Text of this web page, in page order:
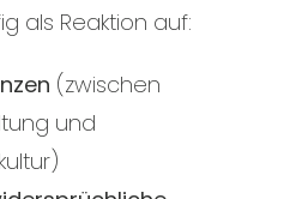
als Reaktion auf:
(zwischen
und